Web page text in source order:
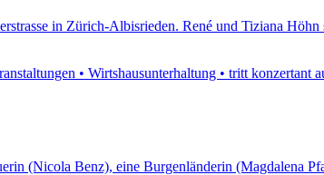
in Zürich-Albisrieden. René und Tiziana
• Wirtshausunterhaltung • tritt konzertant
(Nicola Benz), eine Burgenländerin (Magdalena